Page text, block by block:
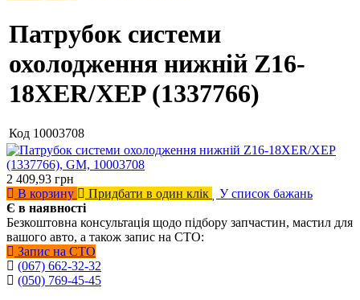
Патрубок системи
охолодження нижній Z16-
18XER/XEP (1337766)
Код 10003708
2 409,93 грн
В корзину
Придбати в один клік
У список бажань
Є в наявності
Безкоштовна консультація щодо підбору запчастин, мастил для
вашого авто, а також запис на СТО:
Запис на СТО
(067) 662-32-32
(050) 769-45-45